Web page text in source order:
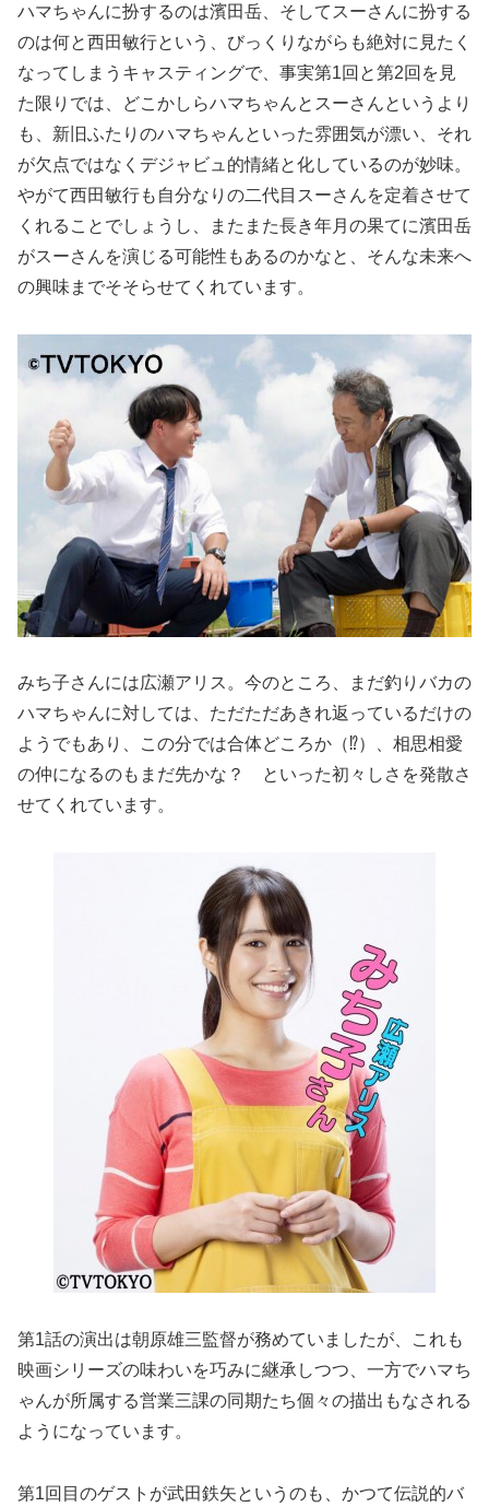
ハマちゃんに扮するのは濱田岳、そしてスーさんに扮する
のは何と西田敏行という、びっくりながらも絶対に見たく
なってしまうキャスティングで、事実第1回と第2回を見
た限りでは、どこかしらハマちゃんとスーさんというより
も、新旧ふたりのハマちゃんといった雰囲気が漂い、それ
が欠点ではなくデジャビュ的情緒と化しているのが妙味。
やがて西田敏行も自分なりの二代目スーさんを定着させて
くれることでしょうし、またまた長き年月の果てに濱田岳
がスーさんを演じる可能性もあるのかなと、そんな未来へ
の興味までそそらせてくれています。
みち子さんには広瀬アリス。今のところ、まだ釣りバカの
ハマちゃんに対しては、ただただあきれ返っているだけの
ようでもあり、この分では合体どころか（⁉）、相思相愛
の仲になるのもまだ先かな？ といった初々しさを発散さ
せてくれています。
第1話の演出は朝原雄三監督が務めていましたが、これも
映画シリーズの味わいを巧みに継承しつつ、一方でハマち
ゃんが所属する営業三課の同期たち個々の描出もなされる
ようになっています。
第1回目のゲストが武田鉄矢というのも、かつて伝説的バ